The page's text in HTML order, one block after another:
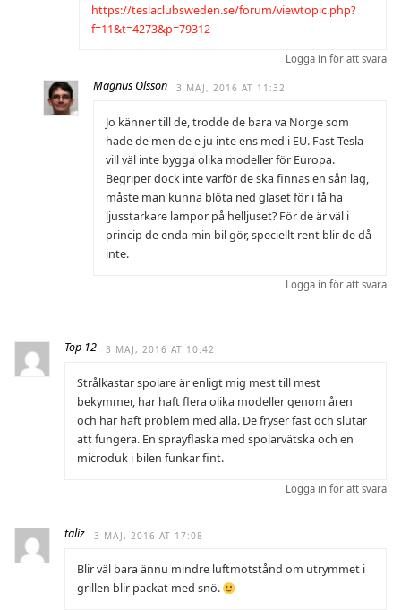
https://teslaclubsweden.se/forum/viewtopic.php?
f=11&t=4273&p=79312
Logga in för att svara
Magnus Olsson 3 MAJ, 2016 AT 11:32
Jo känner till de, trodde de bara va Norge som
hade de men de e ju inte ens med i EU. Fast Tesla
vill väl inte bygga olika modeller för Europa.
Begriper dock inte varför de ska finnas en sån lag,
måste man kunna blöta ned glaset för i få ha
ljusstarkare lampor på helljuset? För de är väl i
princip de enda min bil gör, speciellt rent blir de då
inte.
Logga in för att svara
Top 12 3 MAJ, 2016 AT 10:42
Strålkastar spolare är enligt mig mest till mest
bekymmer, har haft flera olika modeller genom åren
och har haft problem med alla. De fryser fast och slutar
att fungera. En sprayflaska med spolarvätska och en
microduk i bilen funkar fint.
Logga in för att svara
taliz 3 MAJ, 2016 AT 17:08
Blir väl bara ännu mindre luftmotstånd om utrymmet i
grillen blir packat med snö.